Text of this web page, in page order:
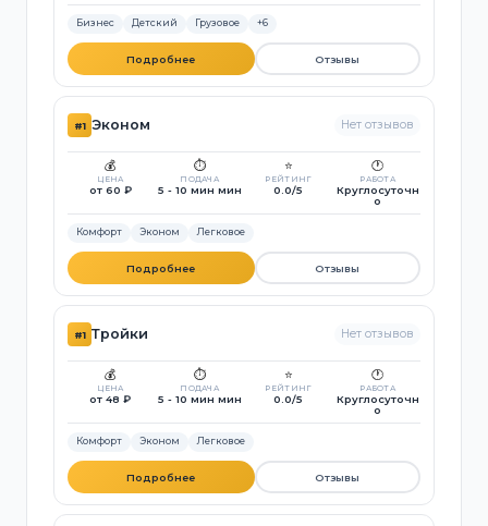
Бизнес Детский Грузовое +6
Подробнее Отзывы
#1 Эконом Нет отзывов
💰
ЦЕНА
от 60 ₽
⏱️
ПОДАЧА
5 - 10 мин мин
⭐
РЕЙТИНГ
0.0/5
🕐
РАБОТА
Круглосуточн
о
Комфорт Эконом Легковое
Подробнее Отзывы
#1 Тройки Нет отзывов
💰
ЦЕНА
от 48 ₽
⏱️
ПОДАЧА
5 - 10 мин мин
⭐
РЕЙТИНГ
0.0/5
🕐
РАБОТА
Круглосуточн
о
Комфорт Эконом Легковое
Подробнее Отзывы